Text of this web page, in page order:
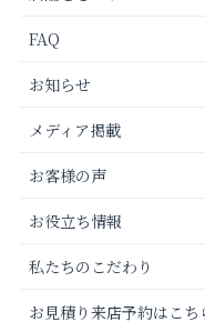
FAQ
お知らせ
メディア掲載
お客様の声
お役立ち情報
私たちのこだわり
お見積り来店予約はこち